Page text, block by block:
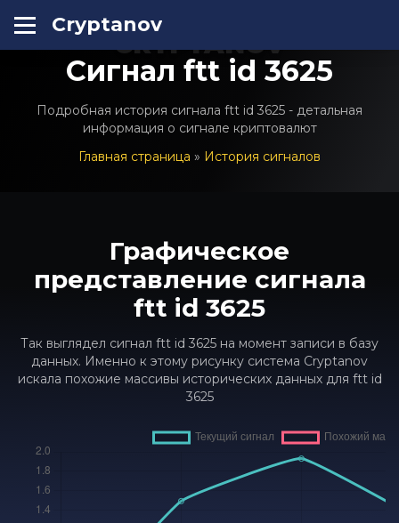
Cryptanov
CRYPTANOV
Сигнал ftt id 3625
Подробная история сигнала ftt id 3625 - детальная
информация о сигнале криптовалют
Главная страница » История сигналов
Графическое
представление сигнала
ftt id 3625
Так выглядел сигнал ftt id 3625 на момент записи в базу
данных. Именно к этому рисунку система Cryptanov
искала похожие массивы исторических данных для ftt id
3625